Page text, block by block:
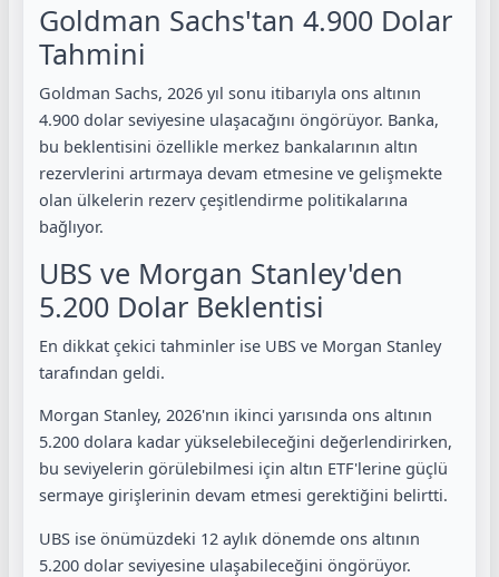
Goldman Sachs'tan 4.900 Dolar
Tahmini
Goldman Sachs, 2026 yıl sonu itibarıyla ons altının
4.900 dolar seviyesine ulaşacağını öngörüyor. Banka,
bu beklentisini özellikle merkez bankalarının altın
rezervlerini artırmaya devam etmesine ve gelişmekte
olan ülkelerin rezerv çeşitlendirme politikalarına
bağlıyor.
UBS ve Morgan Stanley'den
5.200 Dolar Beklentisi
En dikkat çekici tahminler ise UBS ve Morgan Stanley
tarafından geldi.
Morgan Stanley, 2026'nın ikinci yarısında ons altının
5.200 dolara kadar yükselebileceğini değerlendirirken,
bu seviyelerin görülebilmesi için altın ETF'lerine güçlü
sermaye girişlerinin devam etmesi gerektiğini belirtti.
UBS ise önümüzdeki 12 aylık dönemde ons altının
5.200 dolar seviyesine ulaşabileceğini öngörüyor.